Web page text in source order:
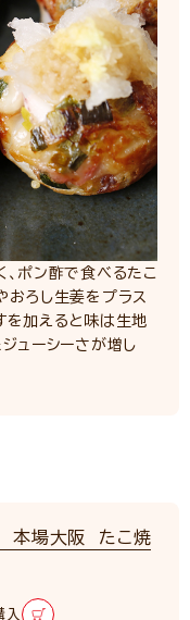
、ポン酢で食べるたこ
おろし生姜をプラス
を加えると味は生地
ューシーさが増し
本場大阪 たこ焼
入